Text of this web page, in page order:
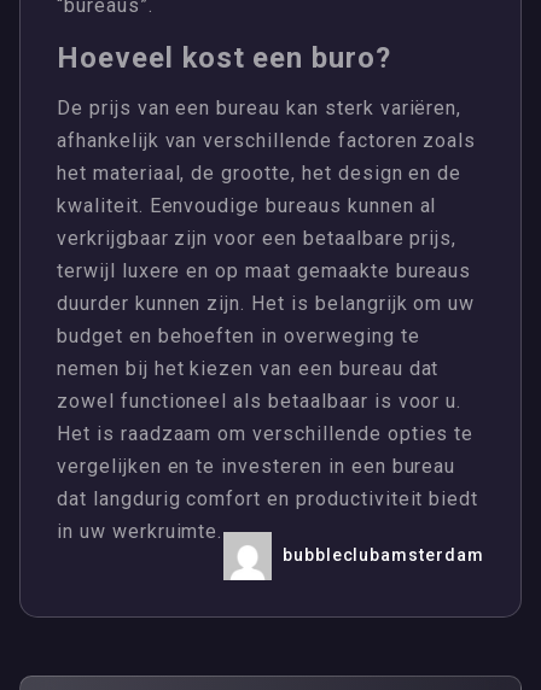
“bureaus”.
Hoeveel kost een buro?
De prijs van een bureau kan sterk variëren,
afhankelijk van verschillende factoren zoals
het materiaal, de grootte, het design en de
kwaliteit. Eenvoudige bureaus kunnen al
verkrijgbaar zijn voor een betaalbare prijs,
terwijl luxere en op maat gemaakte bureaus
duurder kunnen zijn. Het is belangrijk om uw
budget en behoeften in overweging te
nemen bij het kiezen van een bureau dat
zowel functioneel als betaalbaar is voor u.
Het is raadzaam om verschillende opties te
vergelijken en te investeren in een bureau
dat langdurig comfort en productiviteit biedt
in uw werkruimte.
bubbleclubamsterdam